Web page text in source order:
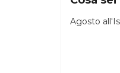
Agosto